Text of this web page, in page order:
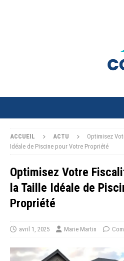
ACCUEIL ACTU
Optimisez
Idéale de Piscine pour Votre Propriété
Optimisez Votre
la Taille Idéale de
Propriété
avril 1, 2025 Marie Martin